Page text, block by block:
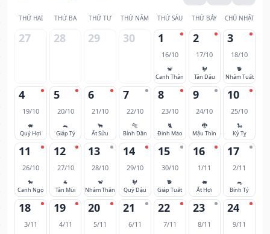
THỨ HAI THỨ BA THỨ TƯ THỨ NĂM THỨ SÁU THỨ BẢY CHỦ NHẬT
27 28 29 30 1
16/10
🐒
Canh Thân
2
17/10
🐓
Tân Dậu
3
18/10
🐕
Nhâm Tuất
4
19/10
🐖
Quý Hợi
5
20/10
🐀
Giáp Tý
6
21/10
🐂
Ất Sửu
7
22/10
🐅
Bính Dần
8
23/10
🐈
Đinh Mão
9
24/10
🐉
Mậu Thìn
10
25/10
🐍
Kỷ Tỵ
11
26/10
🐎
Canh Ngọ
12
27/10
🐐
Tân Mùi
13
28/10
🐒
Nhâm Thân
14
29/10
🐓
Quý Dậu
15
30/10
🐕
Giáp Tuất
16
1/11
🐖
Ất Hợi
17
2/11
🐀
Bính Tý
18
3/11
19
4/11
20
5/11
21
6/11
22
7/11
23
8/11
24
9/11